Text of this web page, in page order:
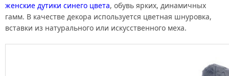
женские дутики синего цвета, обувь ярких, динамичных
гамм. В качестве декора используется цветная шнуровка,
вставки из натурального или искусственного меха.